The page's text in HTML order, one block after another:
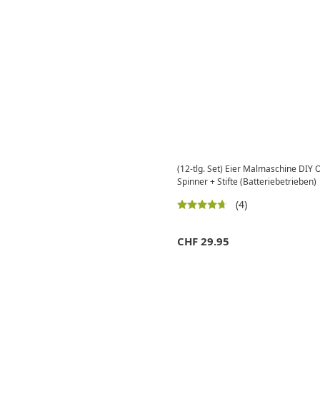
(12-tlg. Set) Eier Malmaschine DIY
Spinner + Stifte (Batteriebetrieben)
(4)
CHF 29.95